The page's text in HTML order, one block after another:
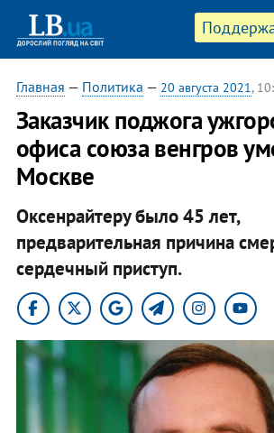
Главная — Политика — 20 августа 2021,
Заказчик поджога
офиса союза венгров
Москве
Оксенрайтеру было 45 лет,
предварительная причина
сердечный приступ.